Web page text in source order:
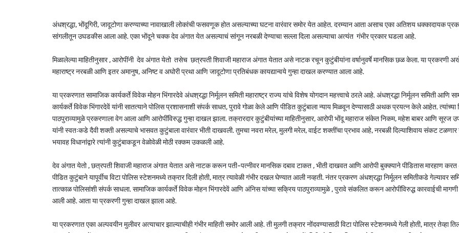
अंधश्रद्धा, भोंदूगिरी, जादूटोणा करण्याच्या नावाखाली लोकांची फसवणूक होत असल्याच्या घटना वारंवार समोर येत आहेत. दरम्यान आता असाच एका अतिशय धक्कादायक
सांगलीतून उघडकीस आला आहे. एका भोंदूने चक्क देव अंगात येत असल्याचं सांगून नरबळी देण्याचा सल्ला दिला असल्याचा अत्यंत गंभीर प्रकार घडला आहे.
मिळालेल्या माहितीनुसार , आरोपींनी देव अंगात येतो तसेच छत्रपती शिवाजी महाराज अंगात येतात असे नाटक रचून कुटुंबीयांना वर्षानुवर्षे मानसिक छळ केला. या प्रकरणी
महाराष्ट्र नरबळी आणि इतर अमानुष, अनिष्ट व अघोरी प्रथा आणि जादूटोणा प्रतिबंधक कायद्यान्वये गुन्हा दाखल करण्यात आला आहे.
या प्रकरणात सामाजिक कार्यकर्ते विवेक मोहन भिंगारदेवे अंधश्रद्धा निर्मूलन समिती महाराष्ट्र राज्य यांचे विशेष योगदान महत्त्वाचे ठरले आहे. अंधश्रद्धा निर्मूलन समिती आणि
कार्यकर्ते विवेक भिंगारदेवें यांनी सातत्याने पोलिस प्रशासनाशी संपर्क साधत, पुरावे गोळा केले आणि पीडित कुटुंबाला न्याय मिळवून देण्यासाठी अथक प्रयत्न केले आहेत. त्यांच्या
पाठपुराव्यामुळे प्रकरणाला वेग आला आणि आरोपींविरुद्ध गुन्हा दाखल झाला. तक्रारदार कुटुंबीयांच्या माहितीनुसार, आरोपी भोंदू महाराज संकेत निकम, महेश बाबर आणि सूरज
यांनी स्वतःकडे दैवी शक्ती असल्याचे भासवत कुटुंबाला वारंवार भीती दाखवली. तुमचा नवरा मरेल, मुलगी मरेल, वाईट शक्तींचा प्रभाव आहे, नरबळी दिल्याशिवाय संकट टळणार
भयावह विधानांद्वारे त्यांनी कुटुंबाकडून वेळोवेळी मोठी रक्कम उकळली आहे.
देव अंगात येतो , छत्रपती शिवाजी महाराज अंगात येतात असे नाटक करून पती-पत्नीवर मानसिक दबाव टाकत , भीती दाखवत आणि आरोपी बुक्क्याने पीडितास मारहाण
पीडित कुटुंबाने यापूर्वीच विटा पोलिस स्टेशनमध्ये तक्रार दिली होती, मात्र त्यावेळी गंभीर दखल घेण्यात आली नव्हती. नंतर प्रकरण अंधश्रद्धा निर्मूलन समितीकडे गेल्यावर
तात्काळ पोलिसांशी संपर्क साधला. सामाजिक कार्यकर्ते विवेक मोहन भिंगारदेवें आणि अंनिस यांच्या सक्रिय पाठपुराव्यामुळे , पुरावे संकलित करून आरोपींविरुद्ध कारवाईची
आली आहे. आता या प्रकरणी गुन्हा दाखल झाला आहे.
या प्रकरणात एका अल्पवयीन मुलीवर अत्याचार झाल्याचीही गंभीर माहिती समोर आली आहे. ती मुलगी तक्रार नोंदवण्यासाठी विटा पोलिस स्टेशनमध्ये गेली होती, मात्र तेव्हा